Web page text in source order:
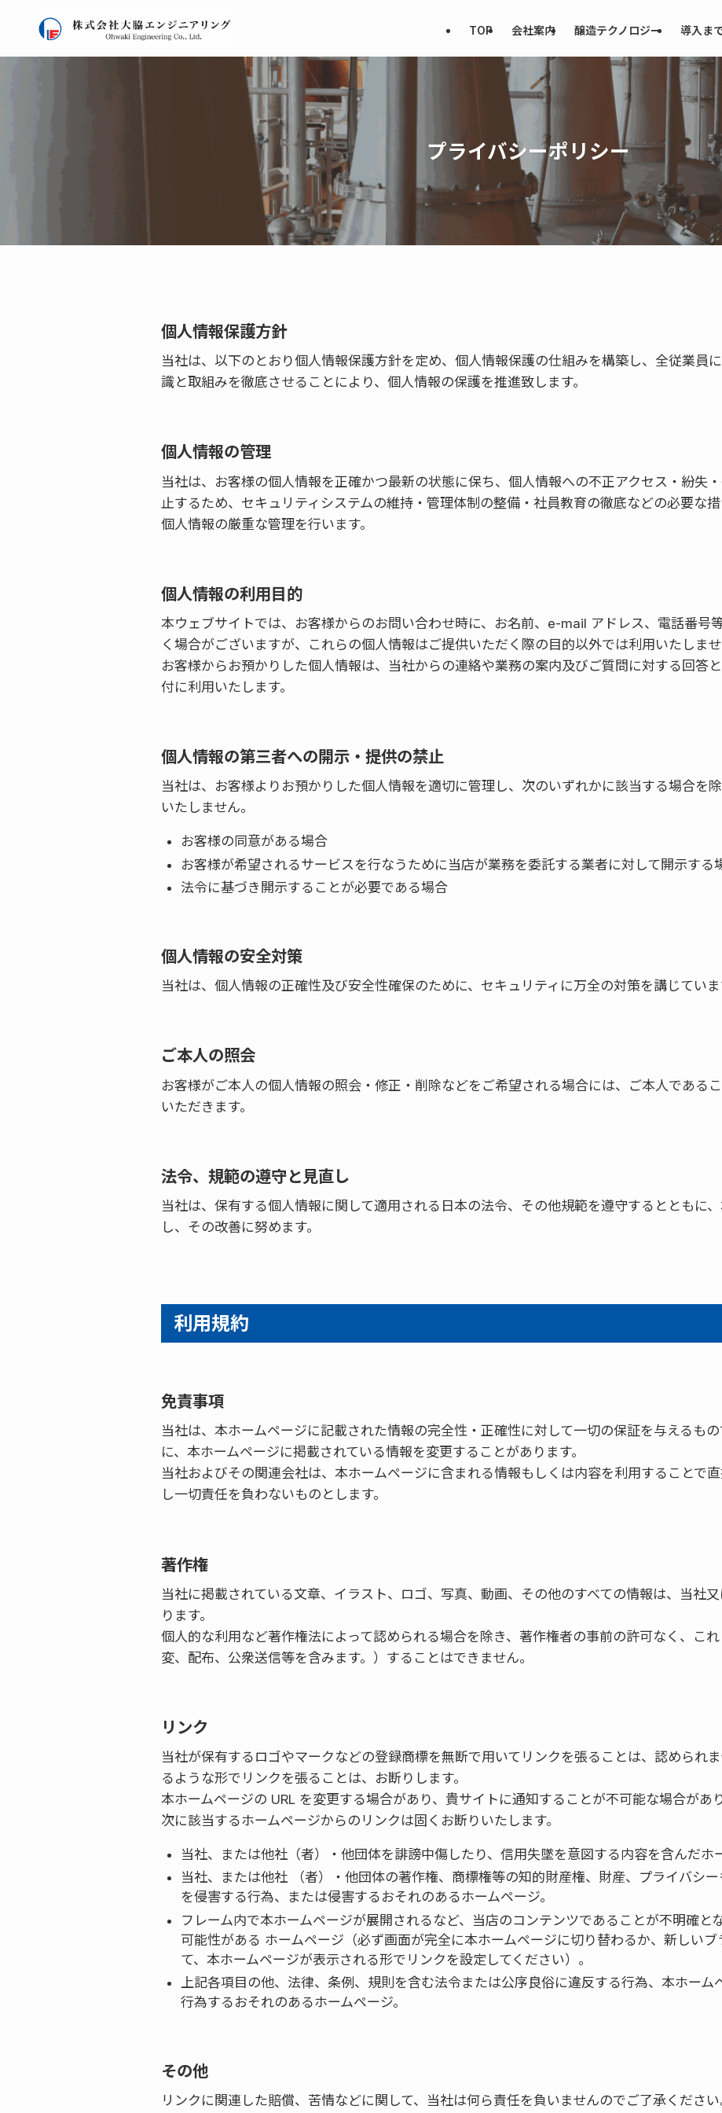
TOP 会社案内 醸造テクノロジー 導入ま
プライバシーポリシー
個人情報保護方針
当社は、以下のとおり個人情報保護方針を定め、個人情報保護の仕組みを構築し、全従業員
識と取組みを徹底させることにより、個人情報の保護を推進致します。
個人情報の管理
当社は、お客様の個人情報を正確かつ最新の状態に保ち、個人情報への不正アクセス・紛失
止するため、セキュリティシステムの維持・管理体制の整備・社員教育の徹底などの必要な
個人情報の厳重な管理を行います。
個人情報の利用目的
本ウェブサイトでは、お客様からのお問い合わせ時に、お名前、e-mail アドレス、電話番号
く場合がございますが、これらの個人情報はご提供いただく際の目的以外では利用いたしませ
お客様からお預かりした個人情報は、当社からの連絡や業務の案内及びご質問に対する回答
付に利用いたします。
個人情報の第三者への開示・提供の禁止
当社は、お客様よりお預かりした個人情報を適切に管理し、次のいずれかに該当する場合を
いたしません。
お客様の同意がある場合
お客様が希望されるサービスを行なうために当店が業務を委託する業者に対して開示する
法令に基づき開示することが必要である場合
個人情報の安全対策
当社は、個人情報の正確性及び安全性確保のために、セキュリティに万全の対策を講じていま
ご本人の照会
お客様がご本人の個人情報の照会・修正・削除などをご希望される場合には、ご本人である
いただきます。
法令、規範の遵守と見直し
当社は、保有する個人情報に関して適用される日本の法令、その他規範を遵守するとともに
し、その改善に努めます。
利用規約
免責事項
当社は、本ホームページに記載された情報の完全性・正確性に対して一切の保証を与えるも
に、本ホームページに掲載されている情報を変更することがあります。
当社およびその関連会社は、本ホームページに含まれる情報もしくは内容を利用することで
し一切責任を負わないものとします。
著作権
当社に掲載されている文章、イラスト、ロゴ、写真、動画、その他のすべての情報は、当社
ります。
個人的な利用など著作権法によって認められる場合を除き、著作権者の事前の許可なく、こ
変、配布、公衆送信等を含みます。）することはできません。
リンク
当社が保有するロゴやマークなどの登録商標を無断で用いてリンクを張ることは、認められ
るような形でリンクを張ることは、お断りします。
本ホームページの URL を変更する場合があり、貴サイトに通知することが不可能な場合があ
次に該当するホームページからのリンクは固くお断りいたします。
当社、または他社（者）・他団体を誹謗中傷したり、信用失墜を意図する内容を含んだホ
当社、または他社 （者）・他団体の著作権、商標権等の知的財産権、財産、プライバシ
を侵害する行為、または侵害するおそれのあるホームページ。
フレーム内で本ホームページが展開されるなど、当店のコンテンツであることが不明確と
可能性がある ホームページ（必ず画面が完全に本ホームページに切り替わるか、新しい
て、本ホームページが表示される形でリンクを設定してください）。
上記各項目の他、法律、条例、規則を含む法令または公序良俗に違反する行為、本ホー
行為するおそれのあるホームページ。
その他
リンクに関連した賠償、苦情などに関して、当社は何ら責任を負いませんのでご了承ください